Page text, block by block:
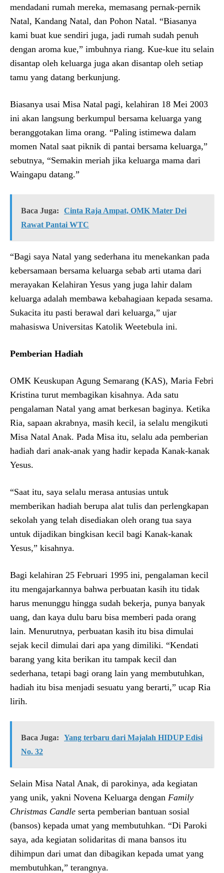
mendadani rumah mereka, memasang pernak-pernik
Natal, Kandang Natal, dan Pohon Natal. “Biasanya
kami buat kue sendiri juga, jadi rumah sudah penuh
dengan aroma kue,” imbuhnya riang. Kue-kue itu selain
disantap oleh keluarga juga akan disantap oleh setiap
tamu yang datang berkunjung.
Biasanya usai Misa Natal pagi, kelahiran 18 Mei 2003
ini akan langsung berkumpul bersama keluarga yang
beranggotakan lima orang. “Paling istimewa dalam
momen Natal saat piknik di pantai bersama keluarga,”
sebutnya, “Semakin meriah jika keluarga mama dari
Waingapu datang.”
Baca Juga:
Cinta Raja Ampat, OMK Mater Dei
Rawat Pantai WTC
“Bagi saya Natal yang sederhana itu menekankan pada
kebersamaan bersama keluarga sebab arti utama dari
merayakan Kelahiran Yesus yang juga lahir dalam
keluarga adalah membawa kebahagiaan kepada sesama.
Sukacita itu pasti berawal dari keluarga,” ujar
mahasiswa Universitas Katolik Weetebula ini.
Pemberian Hadiah
OMK Keuskupan Agung Semarang (KAS), Maria Febri
Kristina turut membagikan kisahnya. Ada satu
pengalaman Natal yang amat berkesan baginya. Ketika
Ria, sapaan akrabnya, masih kecil, ia selalu mengikuti
Misa Natal Anak. Pada Misa itu, selalu ada pemberian
hadiah dari anak-anak yang hadir kepada Kanak-kanak
Yesus.
“Saat itu, saya selalu merasa antusias untuk
memberikan hadiah berupa alat tulis dan perlengkapan
sekolah yang telah disediakan oleh orang tua saya
untuk dijadikan bingkisan kecil bagi Kanak-kanak
Yesus,” kisahnya.
Bagi kelahiran 25 Februari 1995 ini, pengalaman kecil
itu mengajarkannya bahwa perbuatan kasih itu tidak
harus menunggu hingga sudah bekerja, punya banyak
uang, dan kaya dulu baru bisa memberi pada orang
lain. Menurutnya, perbuatan kasih itu bisa dimulai
sejak kecil dimulai dari apa yang dimiliki. “Kendati
barang yang kita berikan itu tampak kecil dan
sederhana, tetapi bagi orang lain yang membutuhkan,
hadiah itu bisa menjadi sesuatu yang berarti,” ucap Ria
lirih.
Baca Juga:
Yang terbaru dari Majalah HIDUP Edisi
No. 32
Selain Misa Natal Anak, di parokinya, ada kegiatan
yang unik, yakni Novena Keluarga dengan Family
Christmas Candle serta pemberian bantuan sosial
(bansos) kepada umat yang membutuhkan. “Di Paroki
saya, ada kegiatan solidaritas di mana bansos itu
dihimpun dari umat dan dibagikan kepada umat yang
membutuhkan,” terangnya.